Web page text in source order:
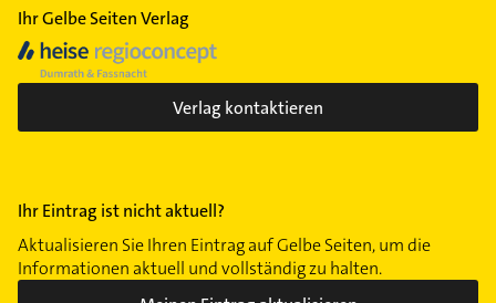
Ihr Gelbe Seiten Verlag
Verlag kontaktieren
Ihr Eintrag ist nicht aktuell?
Aktualisieren Sie Ihren Eintrag auf Gelbe Seiten, um die
Informationen aktuell und vollständig zu halten.